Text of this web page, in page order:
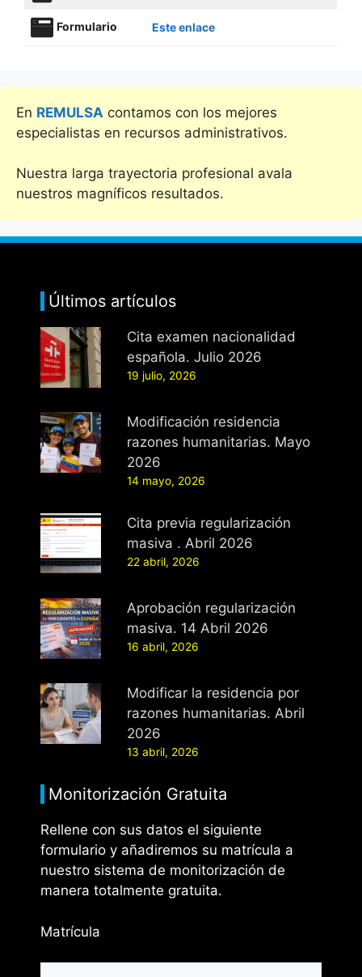
Formulario Este enlace
En REMULSA contamos con los mejores
especialistas en recursos administrativos.
Nuestra larga trayectoria profesional avala
nuestros magníficos resultados.
Últimos artículos
Cita examen nacionalidad
española. Julio 2026
19 julio, 2026
Modificación residencia
razones humanitarias. Mayo
2026
14 mayo, 2026
Cita previa regularización
masiva . Abril 2026
22 abril, 2026
Aprobación regularización
masiva. 14 Abril 2026
16 abril, 2026
Modificar la residencia por
razones humanitarias. Abril
2026
13 abril, 2026
Monitorización Gratuita
Rellene con sus datos el siguiente
formulario y añadiremos su matrícula a
nuestro sistema de monitorización de
manera totalmente gratuita.
Matrícula